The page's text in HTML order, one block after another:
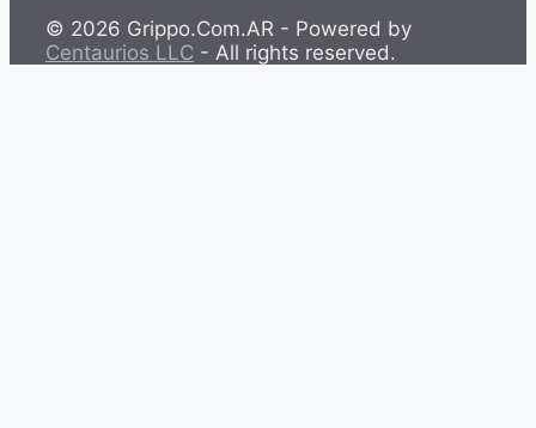
© 2026 Grippo.Com.AR - Powered by
Centaurios LLC - All rights reserved.